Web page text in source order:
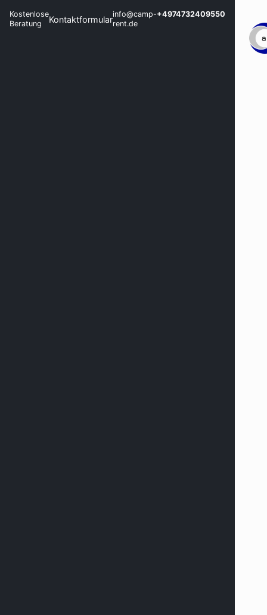
Kostenlose
Beratung
Kontaktformularinfo@camp-
rent.de
+4974732409550